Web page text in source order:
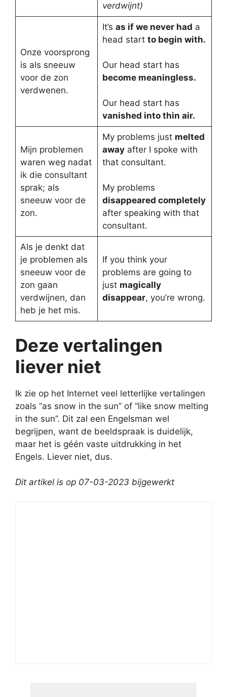
verdwijnt)
Onze voorsprong
is als sneeuw
voor de zon
verdwenen.
It’s as if we never had a
head start to begin with.
Our head start has
become meaningless.
Our head start has
vanished into thin air.
Mijn problemen
waren weg nadat
ik die consultant
sprak; als
sneeuw voor de
zon.
My problems just melted
awayafter I spoke with
that consultant.
My problems
disappeared completely
after speaking with that
consultant.
Als je denkt dat
je problemen als
sneeuw voor de
zon gaan
verdwijnen, dan
heb je het mis.
If you think your
problems are going to
just magically
disappear, you’re wrong.
Deze vertalingen
liever niet
Ik zie op het Internet veel letterlijke vertalingen
zoals “as snow in the sun” of “like snow melting
in the sun”. Dit zal een Engelsman wel
begrijpen, want de beeldspraak is duidelijk,
maar het is géén vaste uitdrukking in het
Engels. Liever niet, dus.
Dit artikel is op 07-03-2023 bijgewerkt